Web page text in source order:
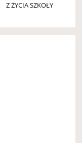
Z ŻYCIA SZKOŁY